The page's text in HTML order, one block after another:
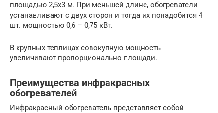
площадью 2,5х3 м. При меньшей длине, обогреватели
устанавливают с двух сторон и тогда их понадобится 4
шт. мощностью 0,6 – 0,75 кВт.
В крупных теплицах совокупную мощность
увеличивают пропорционально площади.
Преимущества инфракрасных
обогревателей
Инфракрасный обогреватель представляет собой